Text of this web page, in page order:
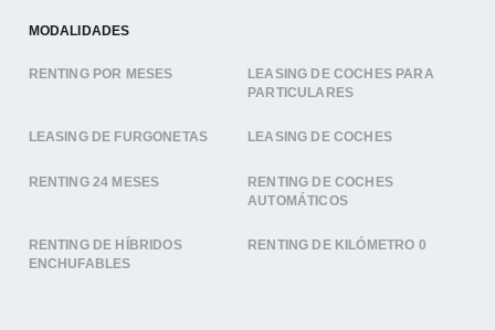
MODALIDADES
RENTING POR MESES
LEASING DE COCHES PARA
PARTICULARES
LEASING DE FURGONETAS LEASING DE COCHES
RENTING 24 MESES
RENTING DE COCHES
AUTOMÁTICOS
RENTING DE HÍBRIDOS
ENCHUFABLES
RENTING DE KILÓMETRO 0